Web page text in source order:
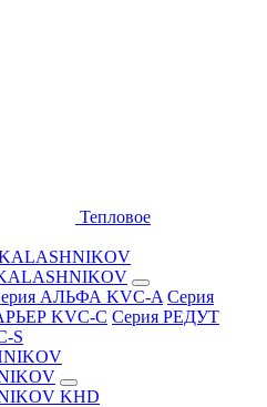
Тепловое
KALASHNIKOV
KALASHNIKOV
АЛЬФА KVC-A Серия
KVC-C Серия РЕДУТ
S
KHD